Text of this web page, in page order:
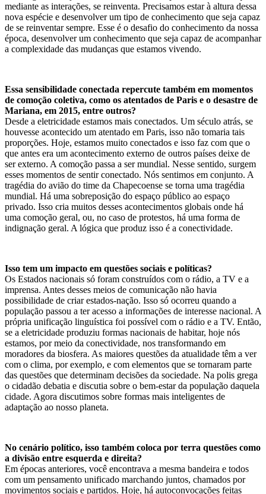
mediante as interações, se reinventa. Precisamos estar à altura dessa
nova espécie e desenvolver um tipo de conhecimento que seja capaz
de se reinventar sempre. Esse é o desafio do conhecimento da nossa
época, desenvolver um conhecimento que seja capaz de acompanhar
a complexidade das mudanças que estamos vivendo.
Essa sensibilidade conectada repercute também em momentos
de comoção coletiva, como os atentados de Paris e o desastre de
Mariana, em 2015, entre outros?
Desde a eletricidade estamos mais conectados. Um século atrás, se
houvesse acontecido um atentado em Paris, isso não tomaria tais
proporções. Hoje, estamos muito conectados e isso faz com que o
que antes era um acontecimento externo de outros países deixe de
ser externo. A comoção passa a ser mundial. Nesse sentido, surgem
esses momentos de sentir conectado. Nós sentimos em conjunto. A
tragédia do avião do time da Chapecoense se torna uma tragédia
mundial. Há uma sobreposição do espaço público ao espaço
privado. Isso cria muitos desses acontecimentos globais onde há
uma comoção geral, ou, no caso de protestos, há uma forma de
indignação geral. A lógica que produz isso é a conectividade.
Isso tem um impacto em questões sociais e políticas?
Os Estados nacionais só foram construídos com o rádio, a TV e a
imprensa. Antes desses meios de comunicação não havia
possibilidade de criar estados-nação. Isso só ocorreu quando a
população passou a ter acesso a informações de interesse nacional. A
própria unificação linguística foi possível com o rádio e a TV. Então,
se a eletricidade produziu formas nacionais de habitar, hoje nós
estamos, por meio da conectividade, nos transformando em
moradores da biosfera. As maiores questões da atualidade têm a ver
com o clima, por exemplo, e com elementos que se tornaram parte
das questões que determinam decisões da sociedade. Na polis grega
o cidadão debatia e discutia sobre o bem-estar da população daquela
cidade. Agora discutimos sobre formas mais inteligentes de
adaptação ao nosso planeta.
No cenário político, isso também coloca por terra questões como
a divisão entre esquerda e direita?
Em épocas anteriores, você encontrava a mesma bandeira e todos
com um pensamento unificado marchando juntos, chamados por
movimentos sociais e partidos. Hoje, há autoconvocações feitas